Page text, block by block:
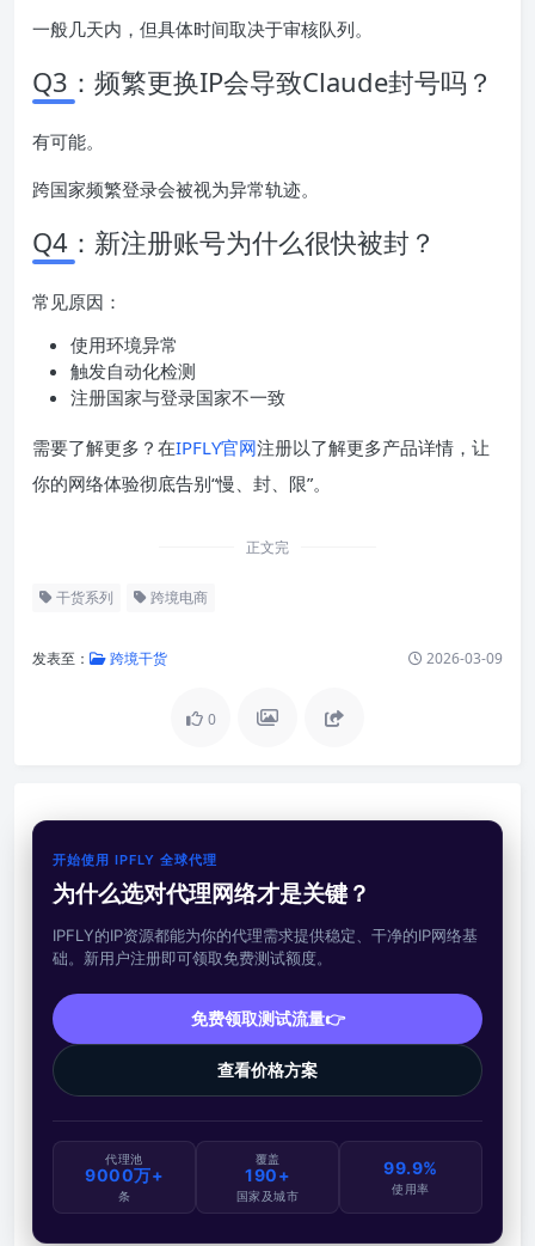
一般几天内，但具体时间取决于审核队列。
Q3：频繁更换IP会导致Claude封号吗？
有可能。
跨国家频繁登录会被视为异常轨迹。
Q4：新注册账号为什么很快被封？
常见原因：
使用环境异常
触发自动化检测
注册国家与登录国家不一致
需要了解更多？在IPFLY官网注册以了解更多产品详情，让
你的网络体验彻底告别“慢、封、限”。
正文完
干货系列 跨境电商
发表至： 跨境干货 2026-03-09
0
开始使用 IPFLY 全球代理
为什么选对代理网络才是关键？
IPFLY的IP资源都能为你的代理需求提供稳定、干净的IP网络基
础。新用户注册即可领取免费测试额度。
免费领取测试流量👉
查看价格方案
代理池
9000万+
条
覆盖
190+
国家及城市
99.9%
使用率